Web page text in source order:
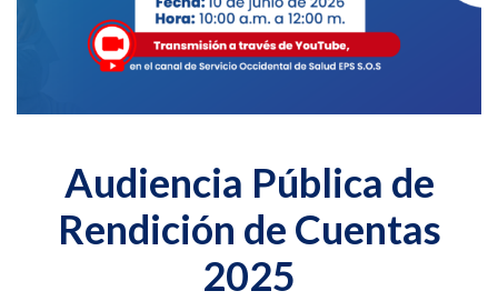
Audiencia Pública de
Rendición de Cuentas
2025